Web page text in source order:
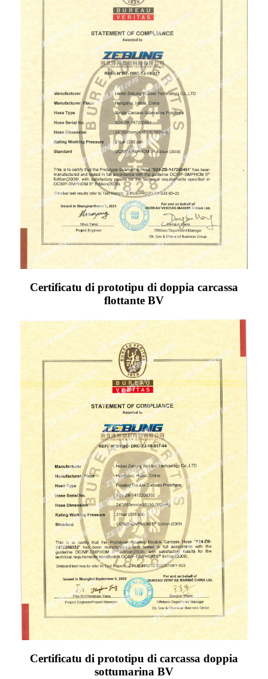
Certificatu di prototipu di doppia carcassa
flottante BV
Certificatu di prototipu di carcassa doppia
sottumarina BV